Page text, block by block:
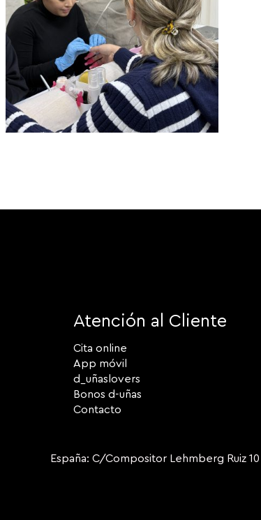
Atención al Cliente
Cita online
App móvil
d_uñaslovers
Bonos d-uñas
Contacto
España: C/Compositor Lehmberg